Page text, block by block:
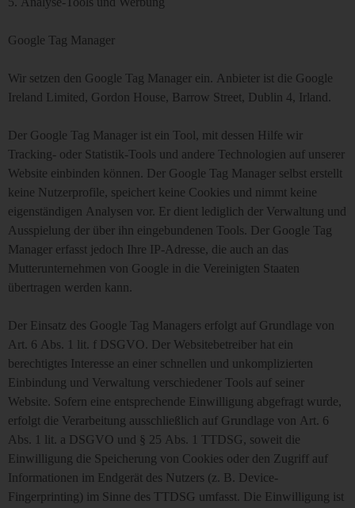
Google Tag Manager
Wir setzen den Google Tag Manager ein. Anbieter ist die Google
Ireland Limited, Gordon House, Barrow Street, Dublin 4, Irland.
Der Google Tag Manager ist ein Tool, mit dessen Hilfe wir
Tracking- oder Statistik-Tools und andere Technologien auf unserer
Website einbinden können. Der Google Tag Manager selbst erstellt
keine Nutzerprofile, speichert keine Cookies und nimmt keine
eigenständigen Analysen vor. Er dient lediglich der Verwaltung und
Ausspielung der über ihn eingebundenen Tools. Der Google Tag
Manager erfasst jedoch Ihre IP-Adresse, die auch an das
Mutterunternehmen von Google in die Vereinigten Staaten
übertragen werden kann.
Der Einsatz des Google Tag Managers erfolgt auf Grundlage von
Art. 6 Abs. 1 lit. f DSGVO. Der Websitebetreiber hat ein
berechtigtes Interesse an einer schnellen und unkomplizierten
Einbindung und Verwaltung verschiedener Tools auf seiner
Website. Sofern eine entsprechende Einwilligung abgefragt wurde,
erfolgt die Verarbeitung ausschließlich auf Grundlage von Art. 6
Abs. 1 lit. a DSGVO und § 25 Abs. 1 TTDSG, soweit die
Einwilligung die Speicherung von Cookies oder den Zugriff auf
Informationen im Endgerät des Nutzers (z. B. Device-
Fingerprinting) im Sinne des TTDSG umfasst. Die Einwilligung ist